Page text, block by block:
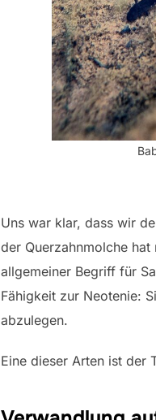
Uns war klar, dass wir
der Querzahnmolche
allgemeiner Begriff für
Fähigkeit zur Neotenie:
abzulegen.
Eine dieser Arten ist der